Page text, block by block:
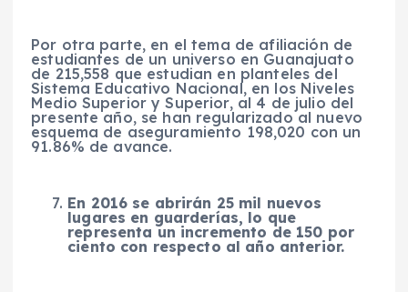
Por otra parte, en el tema de afiliación de
estudiantes de un universo en Guanajuato
de 215,558 que estudian en planteles del
Sistema Educativo Nacional, en los Niveles
Medio Superior y Superior, al 4 de julio del
presente año, se han regularizado al nuevo
esquema de aseguramiento 198,020 con un
91.86% de avance.
En 2016 se abrirán 25 mil nuevos
lugares en guarderías, lo que
representa un incremento de 150 por
ciento con respecto al año anterior.